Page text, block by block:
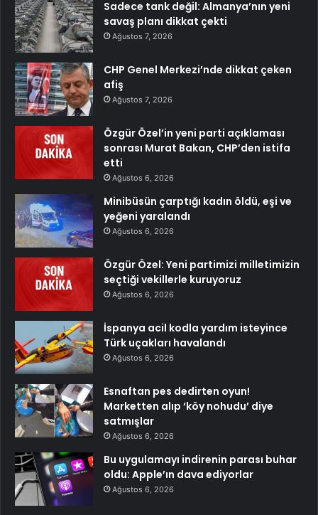
Sadece tank değil: Almanya’nın yeni
savaş planı dikkat çekti
Ağustos 7, 2026
CHP Genel Merkezi’nde dikkat çeken
afiş
Ağustos 7, 2026
Özgür Özel’in yeni parti açıklaması
sonrası Murat Bakan, CHP’den istifa
etti
Ağustos 6, 2026
Minibüsün çarptığı kadın öldü, eşi ve
yeğeni yaralandı
Ağustos 6, 2026
Özgür Özel: Yeni partimizi milletimizin
seçtiği vekillerle kuruyoruz
Ağustos 6, 2026
İspanya acil kodla yardım isteyince
Türk uçakları havalandı
Ağustos 6, 2026
Esnaftan pes dedirten oyun!
Marketten alıp ‘köy nohudu’ diye
satmışlar
Ağustos 6, 2026
Bu uygulamayı indirenin parası buhar
oldu: Apple’ın dava ediyorlar
Ağustos 6, 2026